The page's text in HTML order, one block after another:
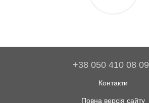
+38 050 410 08 09
Контакти
Повна версія сайту